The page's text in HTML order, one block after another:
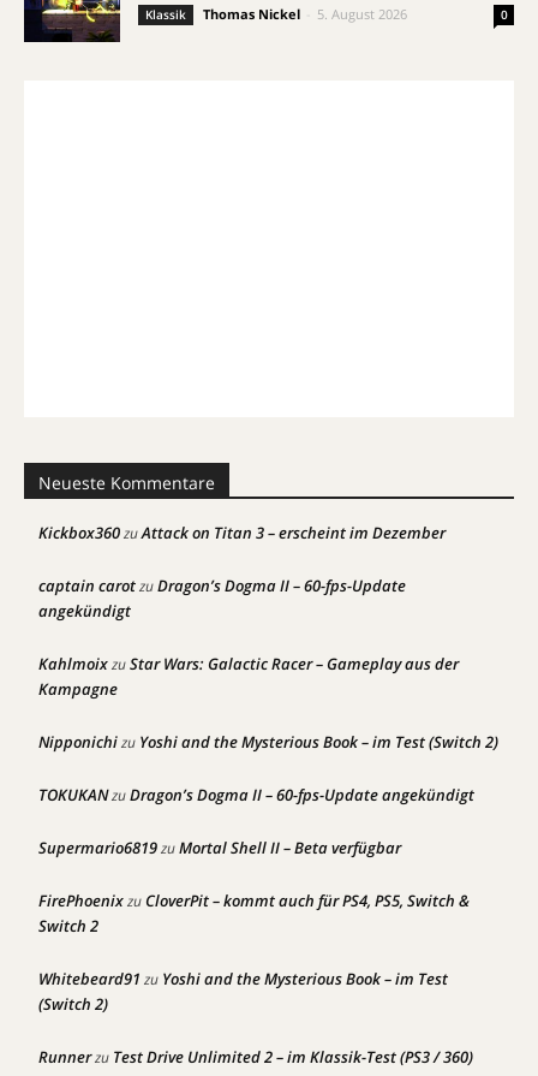
Klassik Thomas Nickel 5. August 2026 0
Neueste Kommentare
Kickbox360zuAttack on Titan 3 – erscheint im Dezember
captain carotzuDragon’s Dogma II – 60-fps-Update
angekündigt
KahlmoixzuStar Wars: Galactic Racer – Gameplay aus der
Kampagne
Nipponichizu Yoshi and the Mysterious Book – im Test (Switch 2)
TOKUKANzuDragon’s Dogma II – 60-fps-Update angekündigt
Supermario6819zuMortal Shell II – Beta verfügbar
FirePhoenixzuCloverPit – kommt auch für PS4, PS5, Switch &
Switch 2
Whitebeard91 zu Yoshi and the Mysterious Book – im Test
(Switch 2)
Runnerzu Test Drive Unlimited 2 – im Klassik-Test (PS3 / 360)